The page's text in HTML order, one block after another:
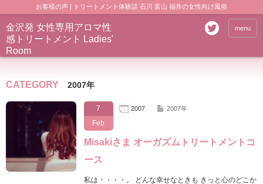
お客様の声 | トリートメント体験談 石川 富山 福井の女性向け風俗
金沢発 女性専用アロマ性
感トリートメント Ladies'
Room
menu
CATEGORY 2007年
7
Feb
2007 2007年
Misakiさま オーガズムトリートメントコ
ース
私は・・・・。 どんな幸せなときも きっと心のどこか